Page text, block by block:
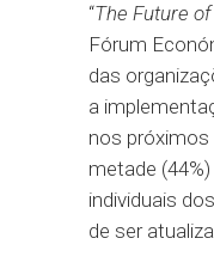
“The Future
Fórum
das
a
nos próximos
metade
individuais
de ser